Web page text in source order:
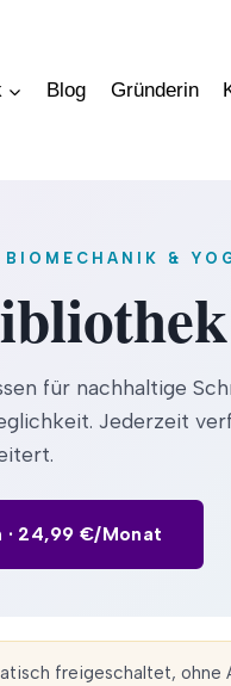
Blog Gründerin
BIOMECHANIK &
für nachhaltige
Jederzeit
24,99 €/Monat
freigeschaltet, ohne